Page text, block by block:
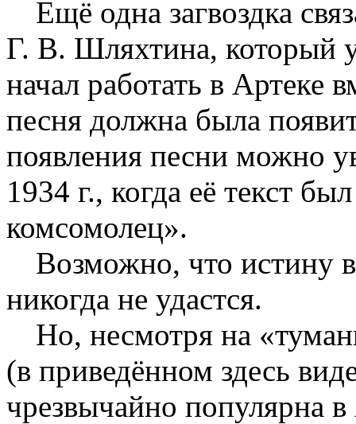
Ещё одна загвоздка
Г. В. Шляхтина, который
начал работать в Артеке
песня должна была
появления песни можно
1934 г., когда её текст
комсомолец».
Возможно, что истину
никогда не удастся.
Но, несмотря на
(в приведённом здесь
чрезвычайно популярна